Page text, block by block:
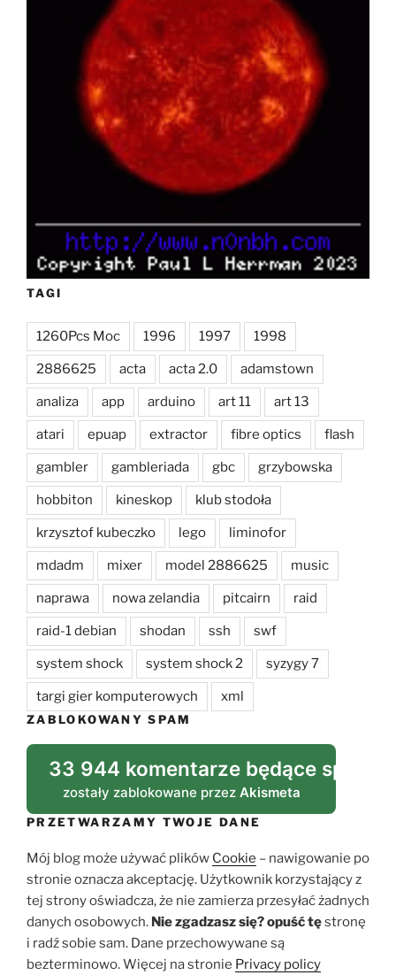
TAGI
1260Pcs Moc 1996 1997 1998
2886625 acta acta 2.0 adamstown
analiza app arduino art 11 art 13
atari epuap extractor fibre optics flash
gambler gambleriada gbc grzybowska
hobbiton kineskop klub stodoła
krzysztof kubeczko lego liminofor
mdadm mixer model 2886625 music
naprawa nowa zelandia pitcairn raid
raid-1 debian shodan ssh swf
system shock system shock 2 syzygy 7
targi gier komputerowych xml
ZABLOKOWANY SPAM
33 944 komentarze będące
zostały zablokowane przez Akismeta
PRZETWARZAMY TWOJE DANE
Mój blog może używać plików Cookie – nawigowanie po
stronie oznacza akceptację. Użytkownik korzystający z
tej strony oświadcza, że nie zamierza przesyłać żadnych
danych osobowych. Nie zgadzasz się?opuść tęstronę
i radź sobie sam. Dane przechowywane są
bezterminowo. Więcej na stronie Privacy policy